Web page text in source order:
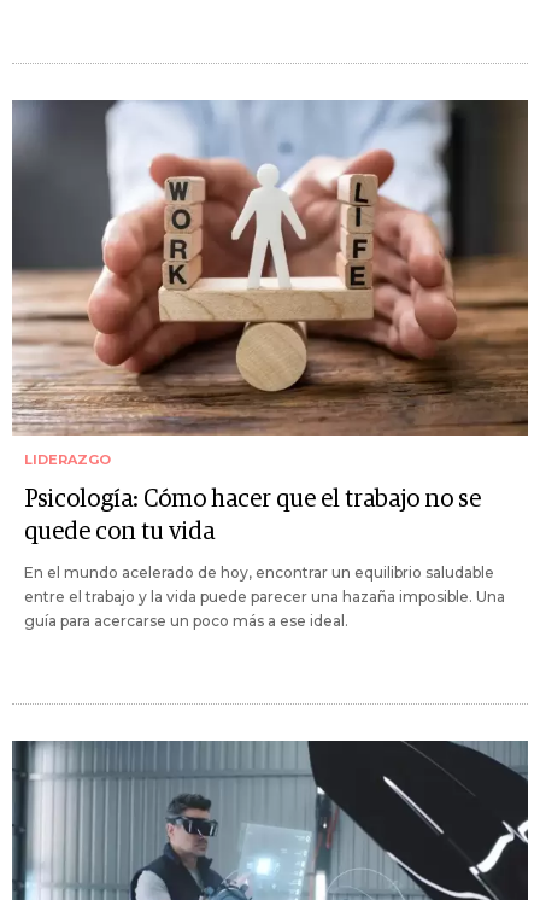
LIDERAZGO
Psicología: Cómo hacer que el trabajo no se
quede con tu vida
En el mundo acelerado de hoy, encontrar un equilibrio saludable
entre el trabajo y la vida puede parecer una hazaña imposible. Una
guía para acercarse un poco más a ese ideal.